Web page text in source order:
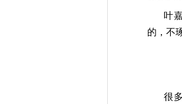
叶
的，不
很